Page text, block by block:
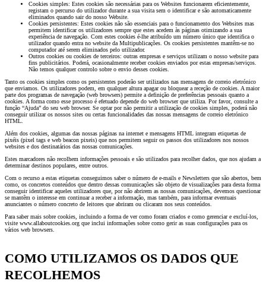
Cookies simples: Estes cookies são necessárias para os Websites funcionarem eficientemente,
registam o percurso do utilizador durante a sua visita sem o identificar e são automaticamente
eliminados quando sair do nosso Website.
Cookies persistentes: Estes cookies não são essenciais para o funcionamento dos Websites mas
permitem identificar os utilizadores sempre que estes acedem às páginas otimizando a sua
experiência de navegação. Com estes cookies é-lhe atribuído um número único que identifica o
utilizador quando entra no website da Multipublicações. Os cookies persistentes mantêm-se no
computador até serem eliminados pelo utilizador.
Outros cookies ou cookies de terceiros: outras empresas e serviços utilizam o nosso website para
fins publicitários. Poderá, ocasionalmente receber cookies enviados por estas empresas/serviços.
Não temos qualquer controlo sobre o envio desses cookies.
Tanto os cookies simples como os persistentes poderão ser utilizados nas mensagens de correio eletrónico
que enviamos. Os utilizadores podem, em qualquer altura apagar ou bloquear a receção de cookies. A maior
parte dos programas de navegação (web browsers) permite a definição de preferências pessoais quanto a
cookies. A forma como esse processo é efetuado depende do web browser que utiliza. Por favor, consulte a
função “Ajuda” do seu web browser. Se optar por não permitir a utilização de cookies simples, poderá não
conseguir utilizar os nossos sites ou certas funcionalidades das nossas mensagens de correio eletrónico
HTML.
Além dos cookies, algumas das nossas páginas na internet e mensagens HTML integram etiquetas de
pixéis (pixel tags e web beacon pixeis) que nos permitem seguir os passos dos utilizadores nos nossos
websites e dos destinatários das nossas comunicações.
Estes marcadores não recolhem informações pessoais e são utilizados para recolher dados, que nos ajudam a
determinar destinos populares, entre outros.
Com o recurso a estas etiquetas conseguimos saber o número de e-mails e Newsletters que são abertos, bem
como, os concretos conteúdos que dentro dessas comunicações são objeto de visualizações para desta forma
conseguir identificar aqueles utilizadores que, por não abrirem as nossas comunicações, devemos questionar
se mantêm o interesse em continuar a receber a informação, mas também, para informar eventuais
anunciantes o número concreto de leitores que abriram ou clicaram nos seus conteúdos.
Para saber mais sobre cookies, incluindo a forma de ver como foram criados e como gerenciar e excluí-los,
visite www.allaboutcookies.org que inclui informações sobre como gerir as suas configurações para os
vários web browsers.
COMO UTILIZAMOS OS DADOS QUE
RECOLHEMOS